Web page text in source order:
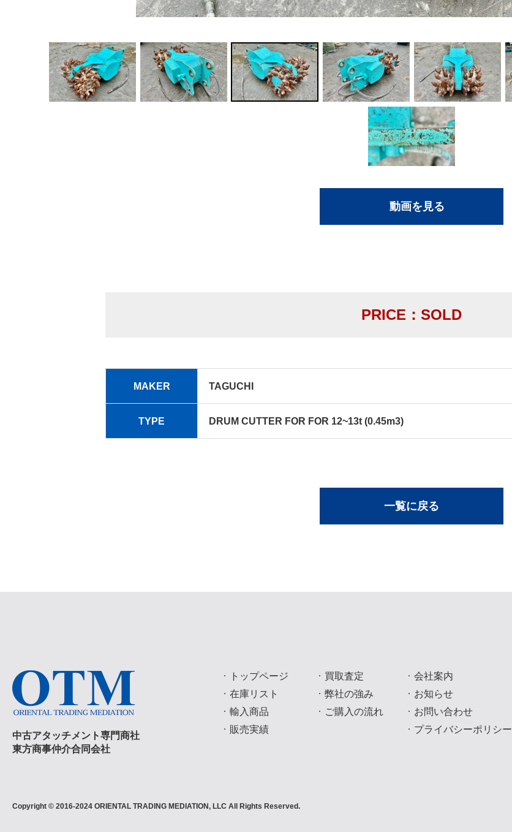
動画を見る
PRICE：SOLD
MAKER TAGUCHI
TYPE DRUM CUTTER FOR FOR 12~13t (0.45m3)
一覧に戻る
中古アタッチメント専門商社
東方商事仲介合同会社
トップページ
在庫リスト
輸入商品
販売実績
買取査定
弊社の強み
ご購入の流れ
会社案内
お知らせ
お問い合わせ
プライバシーポリシー
Copyright © 2016-2024 ORIENTAL TRADING MEDIATION, LLC All Rights Reserved.